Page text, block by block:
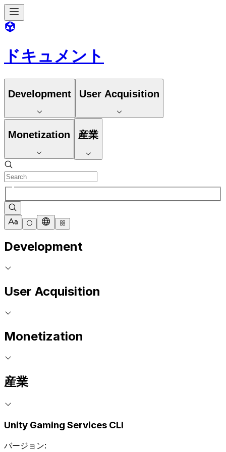
ドキュメント
Development User Acquisition
Monetization 産業
Development
User Acquisition
Monetization
産業
Unity Gaming Services CLI
バージョン: